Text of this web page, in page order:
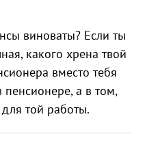
виноваты? Если ты
какого хрена твой
вместо тебя
а в том,
той работы.